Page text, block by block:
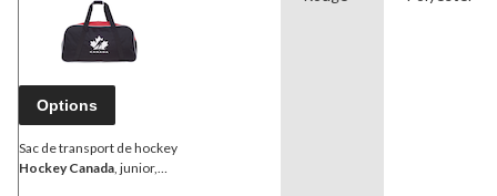
Options
Sac de transport de hockey
Hockey Canada , junior,